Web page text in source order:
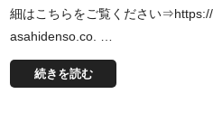
細はこちらをご覧ください
asahidenso.co. …
続きを読む